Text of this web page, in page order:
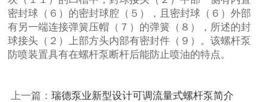
密封球（６）的密封球腔（５），且密封球（６）外部
有另一端连接弹簧压帽（７）的弹簧（８），所述的封
球接头（２）上部方头内部有密封件（９）。该螺杆泵
防喷装置具有在螺杆泵断杆后能防止喷油的特点。
上一篇： 瑞德泵业新型设计可调流量式螺杆泵简介